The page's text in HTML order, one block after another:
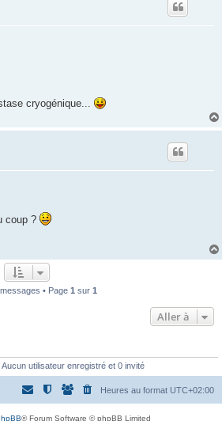
cryogénique...
coup ?
• Page 1 sur 1
Aller à
utilisateur enregistré et 0 invité
Heures au format UTC+02:00
® Forum Software © phpBB Limited